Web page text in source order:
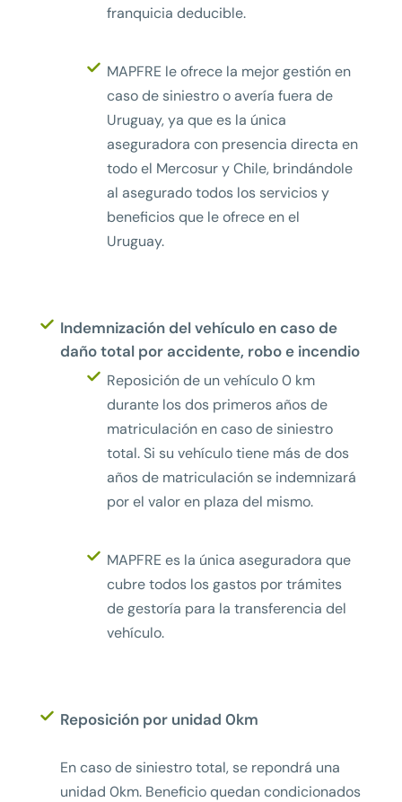
franquicia deducible.
MAPFRE le ofrece la mejor gestión en
caso de siniestro o avería fuera de
Uruguay, ya que es la única
aseguradora con presencia directa en
todo el Mercosur y Chile, brindándole
al asegurado todos los servicios y
beneficios que le ofrece en el
Uruguay.
Indemnización del vehículo en caso de
daño total por accidente, robo e incendio
Reposición de un vehículo 0 km
durante los dos primeros años de
matriculación en caso de siniestro
total. Si su vehículo tiene más de dos
años de matriculación se indemnizará
por el valor en plaza del mismo.
MAPFRE es la única aseguradora que
cubre todos los gastos por trámites
de gestoría para la transferencia del
vehículo.
Reposición por unidad 0km
En caso de siniestro total, se repondrá una
unidad 0km. Beneficio quedan condicionados